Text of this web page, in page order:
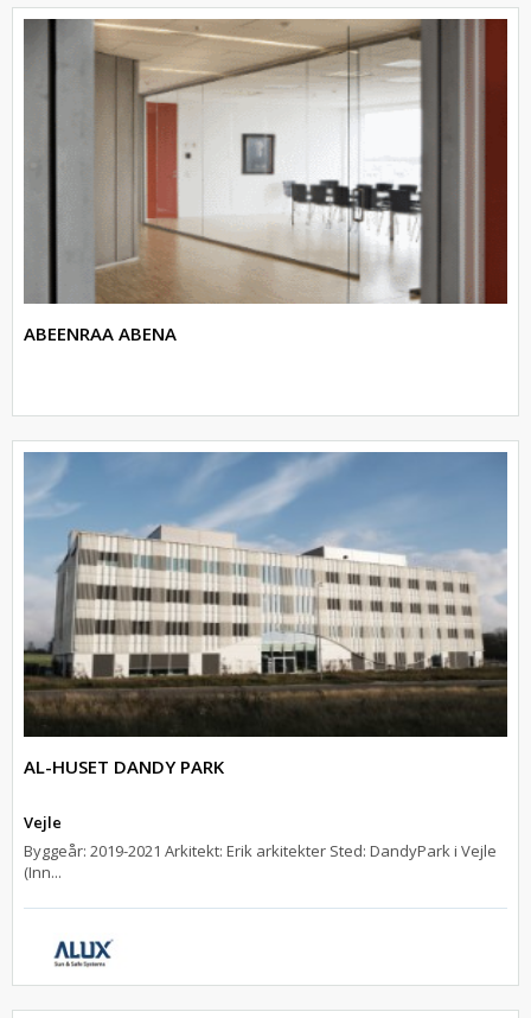
ABEENRAA ABENA
AL-HUSET DANDY PARK
Vejle
Byggeår: 2019-2021 Arkitekt: Erik arkitekter Sted: DandyPark i Vejle
(Inn...